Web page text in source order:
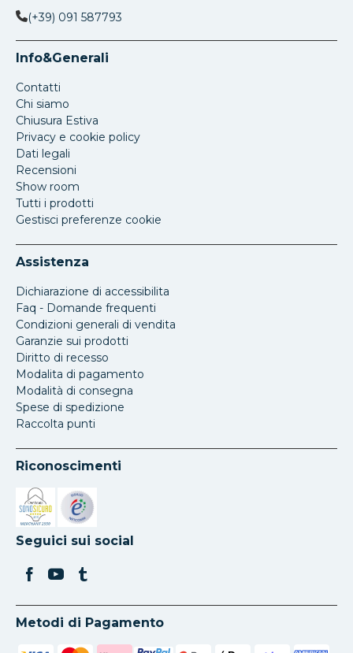
(+39) 091 587793
Info&Generali
Contatti
Chi siamo
Chiusura Estiva
Privacy e cookie policy
Dati legali
Recensioni
Show room
Tutti i prodotti
Gestisci preferenze cookie
Assistenza
Dichiarazione di accessibilita
Faq - Domande frequenti
Condizioni generali di vendita
Garanzie sui prodotti
Diritto di recesso
Modalita di pagamento
Modalità di consegna
Spese di spedizione
Raccolta punti
Riconoscimenti
Si apre in una nuova scheda
Si apre in una nuova scheda
Seguici sui social
Metodi di Pagamento